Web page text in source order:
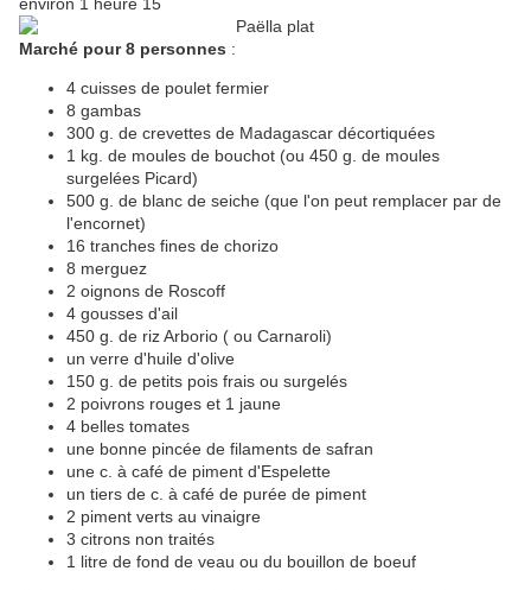
Marché pour 8 personnes :
4 cuisses de poulet fermier
8 gambas
300 g. de crevettes de Madagascar décortiquées
1 kg. de moules de bouchot (ou 450 g. de moules
surgelées Picard)
500 g. de blanc de seiche (que l'on peut remplacer par de
l'encornet)
16 tranches fines de chorizo
8 merguez
2 oignons de Roscoff
4 gousses d'ail
450 g. de riz Arborio ( ou Carnaroli)
un verre d'huile d'olive
150 g. de petits pois frais ou surgelés
2 poivrons rouges et 1 jaune
4 belles tomates
une bonne pincée de filaments de safran
une c. à café de piment d'Espelette
un tiers de c. à café de purée de piment
2 piment verts au vinaigre
3 citrons non traités
1 litre de fond de veau ou du bouillon de boeuf